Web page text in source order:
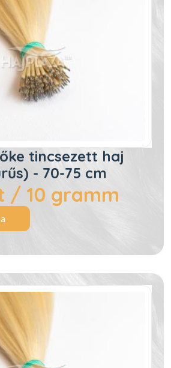
tincsezett haj
- 70-75 cm
/ 10 gramm